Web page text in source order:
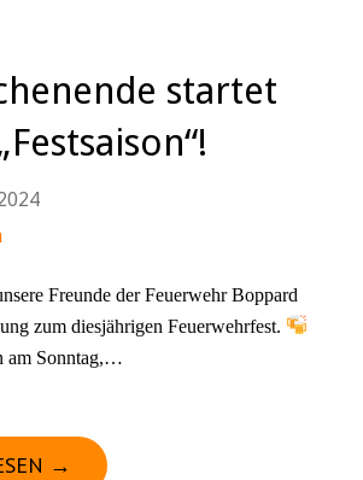
startet
Freunde der Feuerwehr Boppard
zum diesjährigen Feuerwehrfest.
am Sonntag,…
→